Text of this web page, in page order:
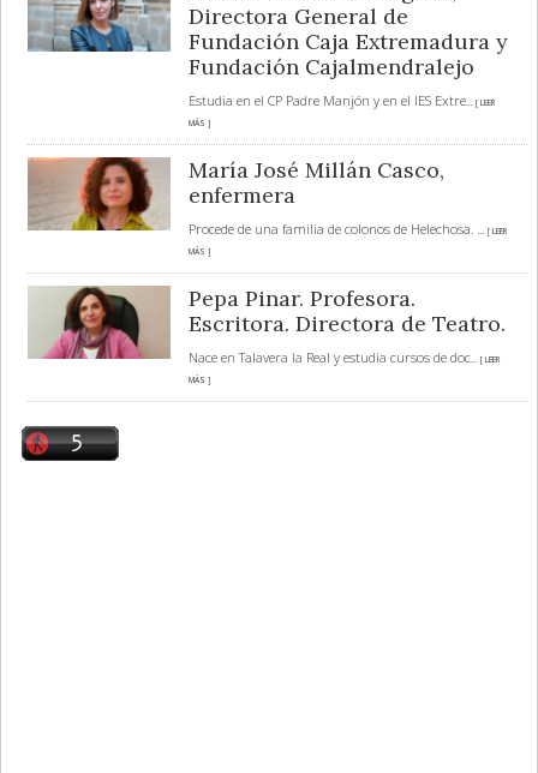
Directora General de
Fundación Caja Extremadura y
Fundación Cajalmendralejo
Estudia en el CP Padre Manjón y en el IES Extre... [ LEER
MÁS ]
María José Millán Casco,
enfermera
Procede de una familia de colonos de Helechosa.
... [ LEER
MÁS ]
Pepa Pinar. Profesora.
Escritora. Directora de Teatro.
Nace en Talavera la Real y estudia cursos de doc... [ LEER
MÁS ]